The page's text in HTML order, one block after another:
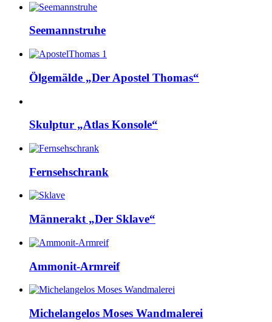
Seemannstruhe
Ölgemälde „Der Apostel Thomas“
Skulptur „Atlas Konsole“
Fernsehschrank
Männerakt „Der Sklave“
Ammonit-Armreif
Michelangelos Moses Wandmalerei